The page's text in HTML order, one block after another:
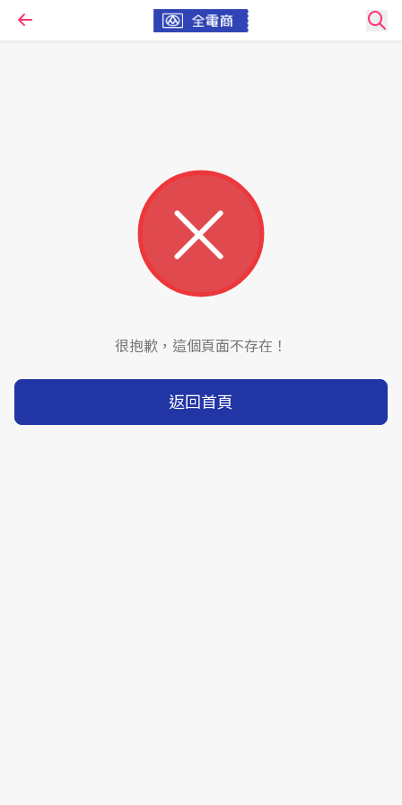
很抱歉，這個頁面不存在！
返回首頁